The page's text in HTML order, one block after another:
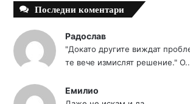
Последни коментари
Радослав
"Докато другите виждат
те вече измислят решение."
Емилио